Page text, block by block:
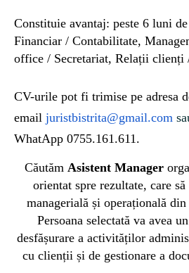
Constituie avantaj: peste 6 luni
Financiar / Contabilitate,
office / Secretariat, Relații clienți
CV-urile pot fi trimise pe adresa
email juristbistrita@gmail.com
WhatApp 0755.161.611.
Căutăm Asistent Manager
orientat spre rezultate, care
managerială și operațională
Persoana selectată va avea
desfășurare a activităților
cu clienții și de gestionare a